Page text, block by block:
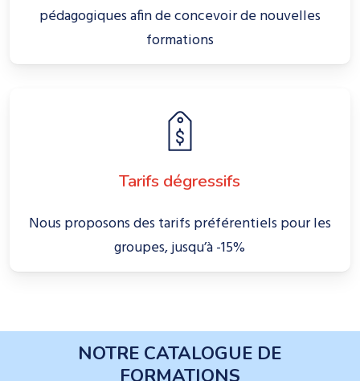
pédagogiques afin de concevoir de nouvelles
formations
Tarifs dégressifs
Nous proposons des tarifs préférentiels pour les
groupes, jusqu’à -15%
NOTRE CATALOGUE DE
FORMATIONS